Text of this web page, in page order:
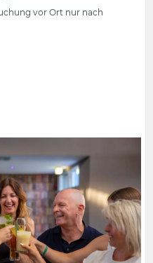
vor Ort nur nach